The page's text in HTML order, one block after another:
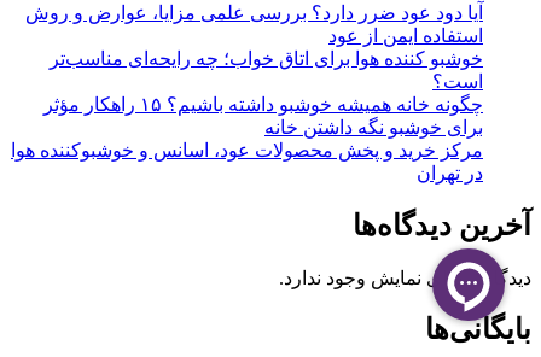
آیا دود عود ضرر دارد؟ بررسی علمی مزایا، عوارض و روش
استفاده ایمن از عود
خوشبو کننده هوا برای اتاق خواب؛ چه رایحه‌ای مناسب‌تر
است؟
چگونه خانه همیشه خوشبو داشته باشیم؟ ۱۵ راهکار مؤثر
برای خوشبو نگه داشتن خانه
مرکز خرید و پخش محصولات عود، اسانس و خوشبوکننده هوا
در تهران
آخرین دیدگاه‌ها
دیدگاهی برای نمایش وجود ندارد.
بایگانی‌ها